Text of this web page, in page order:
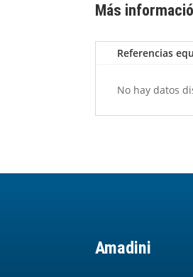
Más
Referencias
No hay datos
Amadini